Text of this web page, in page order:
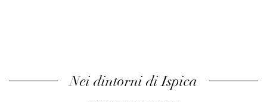
Nei dintorni di Ispica